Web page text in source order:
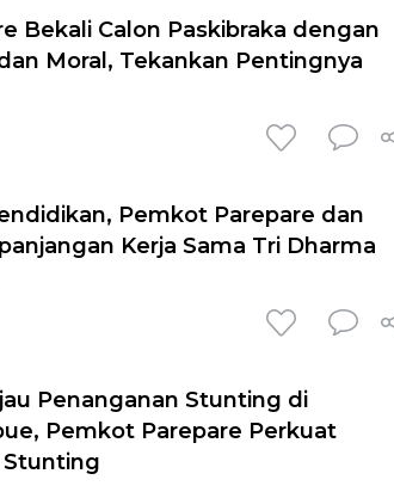
Bekali Calon Paskibraka dengan
Moral, Tekankan Pentingnya
Pemkot Parepare dan
Kerja Sama Tri Dharma
Penanganan Stunting di
Pemkot Parepare Perkuat
Stunting